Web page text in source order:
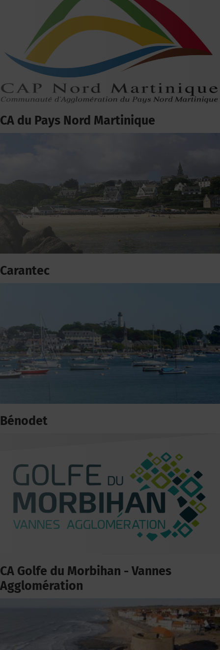
CA du Pays Nord Martinique
Carantec
Bénodet
CA Golfe du Morbihan - Vannes
Agglomération